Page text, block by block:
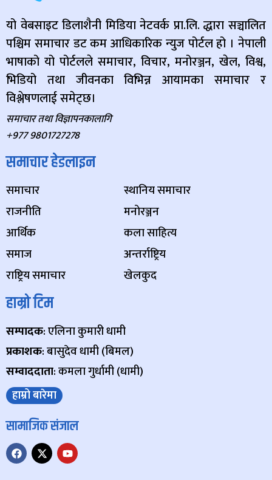
यो वेबसाइट डिलाशैनी मिडिया नेटवर्क प्रा.लि. द्धारा सञ्चालित
पश्चिम समाचार डट कम आधिकारिक न्युज पोर्टल हो । नेपाली
भाषाको यो पोर्टलले समाचार, विचार, मनोरञ्जन, खेल, विश्व,
भिडियो तथा जीवनका विभिन्न आयामका समाचार र
विश्लेषणलाई समेट्छ।
समाचार तथा विज्ञापनकालागि
+977 9801727278
समाचार हेडलाइन
समाचार
राजनीति
आर्थिक
समाज
राष्ट्रिय समाचार
स्थानिय समाचार
मनोरञ्जन
कला साहित्य
अन्तर्राष्ट्रिय
खेलकुद
हाम्रो टिम
सम्पादक: एलिना कुमारी धामी
प्रकाशक: बासुदेव धामी (बिमल)
सम्वाददाता: कमला गुर्धामी (धामी)
हाम्रो बारेमा
सामाजिक संजाल